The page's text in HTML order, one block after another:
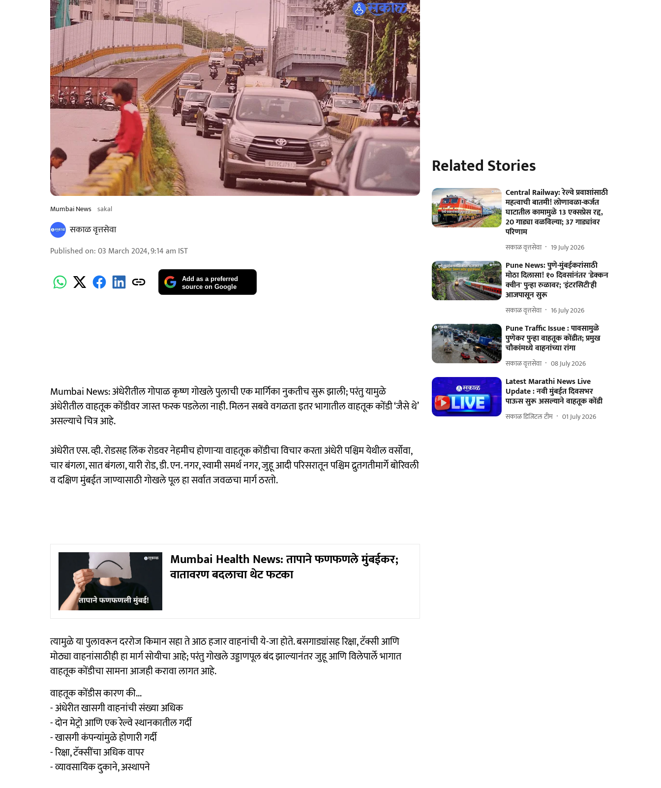
Mumbai News sakal
सकाळ वृत्तसेवा
Published on:03 March 2024, 9:14 am IST
Add as a preferred
source on Google
Mumbai News: अंधेरीतील गोपाळ कृष्ण गोखले पुलाची एक मार्गिका नुकतीच सुरू झाली; परंतु यामुळे
अंधेरीतील वाहतूक कोंडीवर जास्त फरक पडलेला नाही. मिलन सबवे वगळता इतर भागातील वाहतूक कोंडी ‘जैसे थे’
असल्याचे चित्र आहे.
अंधेरीत एस. व्ही. रोडसह लिंक रोडवर नेहमीच होणाऱ्या वाहतूक कोंडीचा विचार करता अंधेरी पश्चिम येथील वर्सोवा,
चार बंगला, सात बंगला, यारी रोड, डी. एन. नगर, स्वामी समर्थ नगर, जुहू आदी परिसरातून पश्चिम द्रुतगतीमार्गे बोरिवली
व दक्षिण मुंबईत जाण्यासाठी गोखले पूल हा सर्वात जवळचा मार्ग ठरतो.
Mumbai Health News: तापाने फणफणले मुंबईकर;
वातावरण बदलाचा थेट फटका
त्यामुळे या पुलावरून दररोज किमान सहा ते आठ हजार वाहनांची ये-जा होते. बसगाड्यांसह रिक्षा, टॅक्सी आणि
मोठ्या वाहनांसाठीही हा मार्ग सोयीचा आहे; परंतु गोखले उड्डाणपूल बंद झाल्यानंतर जुहू आणि विलेपार्ले भागात
वाहतूक कोंडीचा सामना आजही करावा लागत आहे.
वाहतूक कोंडीस कारण की...
- अंधेरीत खासगी वाहनांची संख्या अधिक
- दोन मेट्रो आणि एक रेल्वे स्थानकातील गर्दी
- खासगी कंपन्यांमुळे होणारी गर्दी
- रिक्षा, टॅक्सींचा अधिक वापर
- व्यावसायिक दुकाने, अस्थापने
Related Stories
Central Railway: रेल्वे प्रवाशांसाठी
महत्वाची बातमी! लोणावळा-कर्जत
घाटातील कामामुळे 13 एक्सप्रेस रद्द,
20 गाड्या वळविल्या; 37 गाड्यांवर
परिणाम
सकाळ वृत्तसेवा 19 July 2026
Pune News: पुणे-मुंबईकरांसाठी
मोठा दिलासा! १० दिवसांनंतर 'डेक्कन
क्वीन' पुन्हा रुळावर; 'इंटरसिटी'ही
आजपासून सुरू
सकाळ वृत्तसेवा 16 July 2026
Pune Traffic Issue : पावसामुळे
पुणेकर पुन्हा वाहतूक कोंडीत; प्रमुख
चौकांमध्ये वाहनांच्या रांगा
सकाळ वृत्तसेवा 08 July 2026
Latest Marathi News Live
Update : नवी मुंबईत दिवसभर
पाऊस सुरू असल्याने वाहतूक कोंडी
सकाळ डिजिटल टीम 01 July 2026